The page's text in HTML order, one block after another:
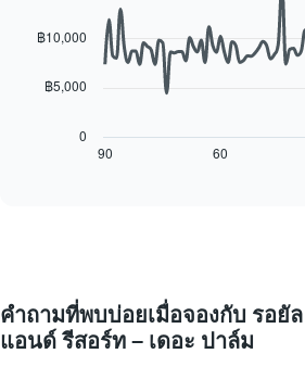
พัก
1
แกน
แแส
data
points.
แผนภูมิ
เมื่อ
ใกล้
90 60
0
฿5,000
฿10,000
คำถามที่พบบ่อยเมื่อจองกับ รอยั
แอนด์ รีสอร์ท – เดอะ ปาล์ม